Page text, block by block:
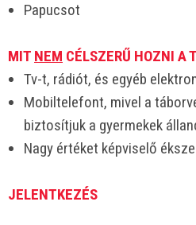
Papucsot
MIT NEM CÉLSZERŰ HOZNI A
Tv-t, rádiót, és egyéb
Mobiltelefont, mivel a
biztosítjuk a gyermekek
Nagy értéket képviselő
JELENTKEZÉS